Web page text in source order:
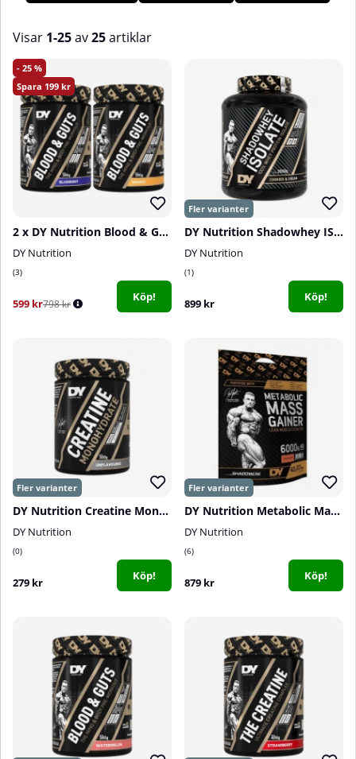
Visar 1-25av25artiklar
Produkter
25
199
2 x DY Nutrition Blood & Guts, 380 g
DY Nutrition
3
599 kr798 kr
Köp!
DY Nutrition Shadowhey ISOLATE, 2 kg
DY Nutrition
1
899 kr Köp!
DY Nutrition Creatine Monohydrate, 300 g
DY Nutrition
0
279 kr Köp!
DY Nutrition Metabolic Mass Gainer, 6 kg
DY Nutrition
6
879 kr Köp!